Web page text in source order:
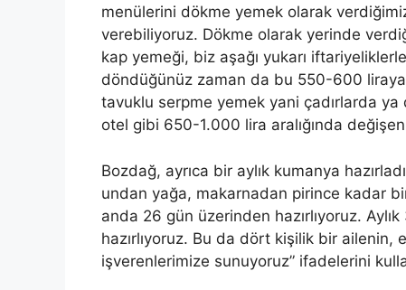
menülerini dökme yemek olarak
verebiliyoruz. Dökme olarak yerinde
kap yemeği, biz aşağı yukarı
döndüğünüz zaman da bu 550-600
tavuklu serpme yemek yani çadırlarda ya
otel gibi 650-1.000 lira aralığında
Bozdağ, ayrıca bir aylık kumanya
undan yağa, makarnadan pirince kadar
anda 26 gün üzerinden hazırlıyoruz.
hazırlıyoruz. Bu da dört kişilik bir ailenin,
işverenlerimize sunuyoruz” ifadelerini